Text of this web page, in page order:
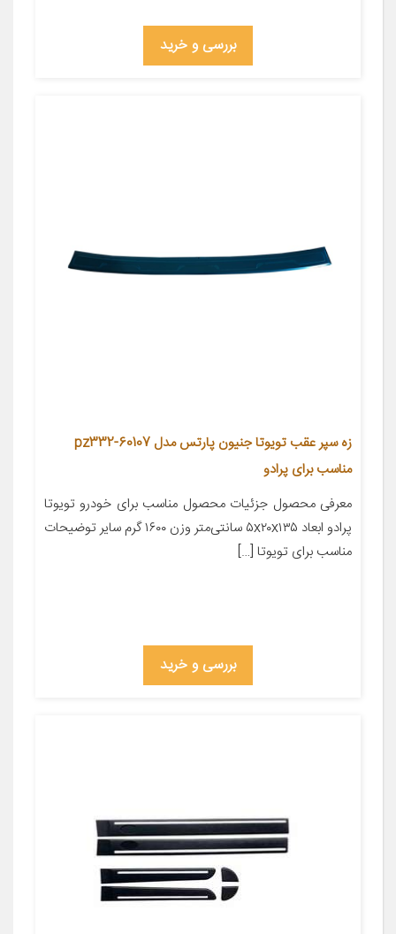
بررسی و خرید
زه سپر عقب تویوتا جنیون پارتس مدل pz332-60107
مناسب برای پرادو
معرفی محصول جزئیات محصول مناسب برای خودرو تویوتا
پرادو ابعاد ۵x۲۰x۱۳۵ سانتی‌متر وزن ۱۶۰۰ گرم سایر توضیحات
مناسب برای تویوتا […]
بررسی و خرید